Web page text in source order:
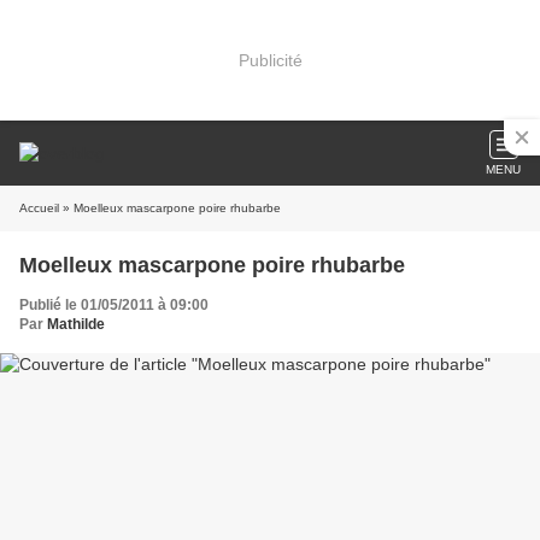
Publicité
MENU
Accueil » Moelleux mascarpone poire rhubarbe
Moelleux mascarpone poire rhubarbe
Publié le 01/05/2011 à 09:00
Par Mathilde